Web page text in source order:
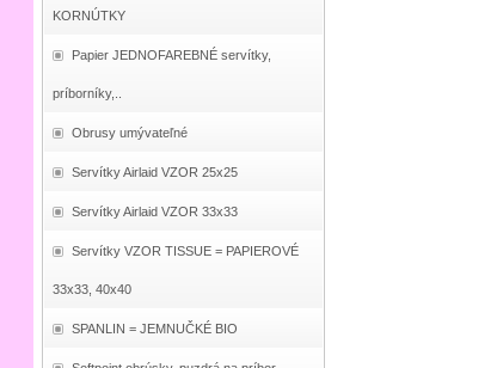
KORNÚTKY
Papier JEDNOFAREBNÉ servítky,
príborníky,..
Obrusy umývateľné
Servítky Airlaid VZOR 25x25
Servítky Airlaid VZOR 33x33
Servítky VZOR TISSUE = PAPIEROVÉ
33x33, 40x40
SPANLIN = JEMNUČKÉ BIO